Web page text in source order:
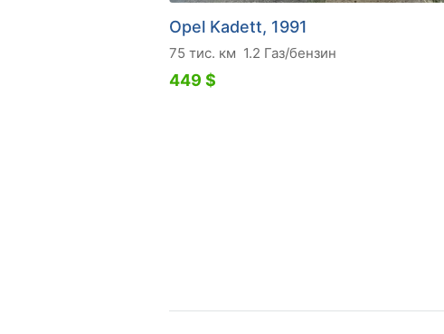
Opel Kadett, 1991
75 тис. км 1.2 Газ/бензин
449 $